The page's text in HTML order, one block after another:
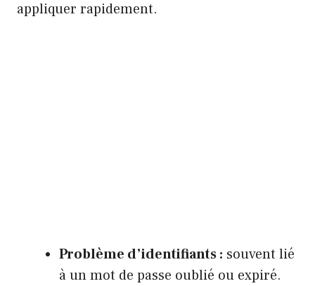
appliquer rapidement.
Problème d’identifiants : souvent lié
à un mot de passe oublié ou expiré.